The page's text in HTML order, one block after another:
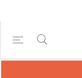
Price